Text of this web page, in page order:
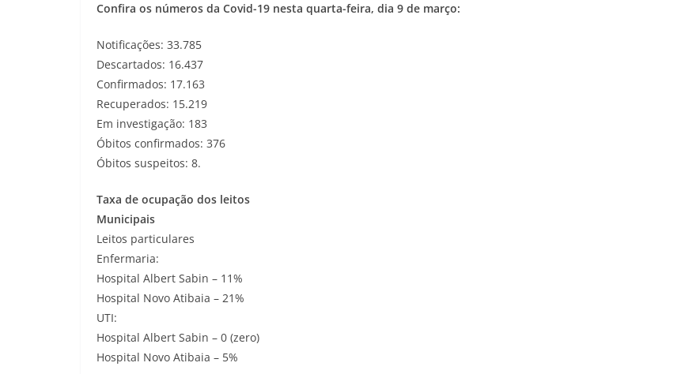
Confira os números da Covid-19 nesta quarta-feira, dia 9 de março:
Notificações: 33.785
Descartados: 16.437
Confirmados: 17.163
Recuperados: 15.219
Em investigação: 183
Óbitos confirmados: 376
Óbitos suspeitos: 8.
Taxa de ocupação dos leitos
Municipais
Leitos particulares
Enfermaria:
Hospital Albert Sabin – 11%
Hospital Novo Atibaia – 21%
UTI:
Hospital Albert Sabin – 0 (zero)
Hospital Novo Atibaia – 5%